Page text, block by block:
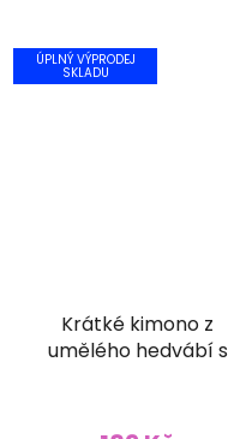
ÚPLNÝ VÝPRODEJ
SKLADU
Krátké kimono z
umělého hedvábí s